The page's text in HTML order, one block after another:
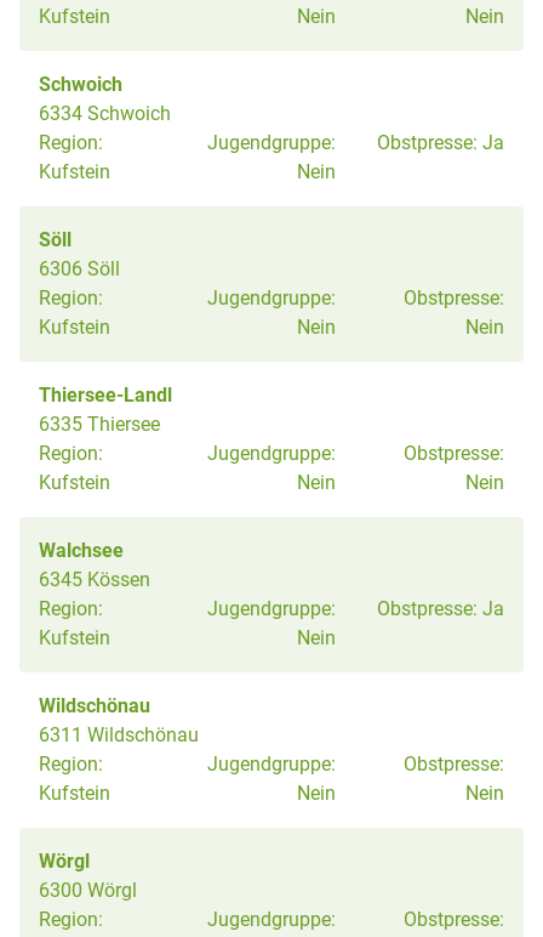
Kufstein
Nein
Nein
Schwoich
6334 Schwoich
Region:
Kufstein
Jugendgruppe:
Nein
Obstpresse: Ja
Söll
6306 Söll
Region:
Kufstein
Jugendgruppe:
Nein
Obstpresse:
Nein
Thiersee-Landl
6335 Thiersee
Region:
Kufstein
Jugendgruppe:
Nein
Obstpresse:
Nein
Walchsee
6345 Kössen
Region:
Kufstein
Jugendgruppe:
Nein
Obstpresse: Ja
Wildschönau
6311 Wildschönau
Region:
Kufstein
Jugendgruppe:
Nein
Obstpresse:
Nein
Wörgl
6300 Wörgl
Region:
Jugendgruppe:
Obstpresse: